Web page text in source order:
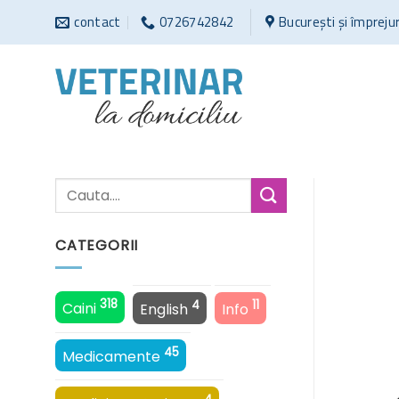
contact 0726742842 București și
CATEGORII
Caini 318 English 4 Info 11
Medicamente 45